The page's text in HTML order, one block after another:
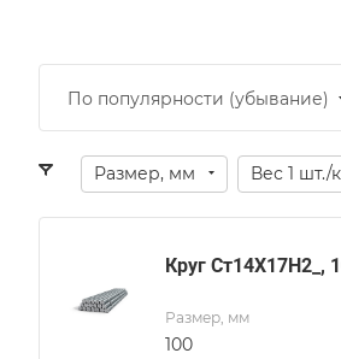
По популярности (убывание)
Размер, мм Вес 1 шт./
Круг Ст14Х17Н2_,
Размер, мм
100